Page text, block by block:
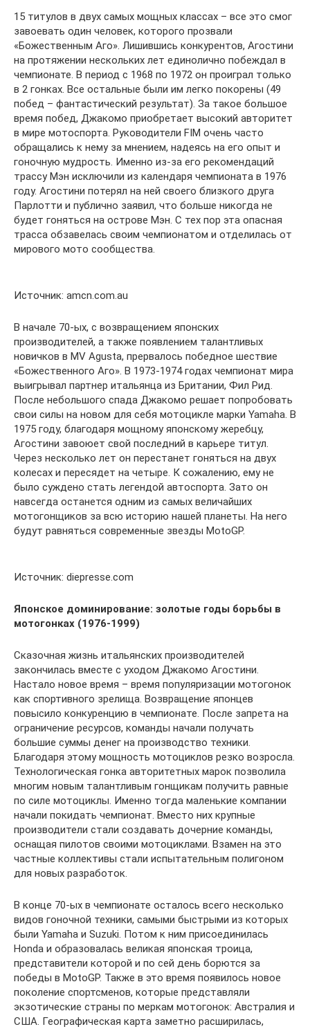
15 титулов в двух самых мощных классах – все это смог
завоевать один человек, которого прозвали
«Божественным Аго». Лишившись конкурентов, Агостини
на протяжении нескольких лет единолично побеждал в
чемпионате. В период с 1968 по 1972 он проиграл только
в 2 гонках. Все остальные были им легко покорены (49
побед – фантастический результат). За такое большое
время побед, Джакомо приобретает высокий авторитет
в мире мотоспорта. Руководители FIM очень часто
обращались к нему за мнением, надеясь на его опыт и
гоночную мудрость. Именно из-за его рекомендаций
трассу Мэн исключили из календаря чемпионата в 1976
году. Агостини потерял на ней своего близкого друга
Парлотти и публично заявил, что больше никогда не
будет гоняться на острове Мэн. С тех пор эта опасная
трасса обзавелась своим чемпионатом и отделилась от
мирового мото сообщества.
Источник: amcn.com.au
В начале 70-ых, с возвращением японских
производителей, а также появлением талантливых
новичков в MV Agusta, прервалось победное шествие
«Божественного Аго». В 1973-1974 годах чемпионат мира
выигрывал партнер итальянца из Британии, Фил Рид.
После небольшого спада Джакомо решает попробовать
свои силы на новом для себя мотоцикле марки Yamaha. В
1975 году, благодаря мощному японскому жеребцу,
Агостини завоюет свой последний в карьере титул.
Через несколько лет он перестанет гоняться на двух
колесах и пересядет на четыре. К сожалению, ему не
было суждено стать легендой автоспорта. Зато он
навсегда останется одним из самых величайших
мотогонщиков за всю историю нашей планеты. На него
будут равняться современные звезды MotoGP.
Источник: diepresse.com
Японское доминирование: золотые годы борьбы в
мотогонках (1976-1999)
Сказочная жизнь итальянских производителей
закончилась вместе с уходом Джакомо Агостини.
Настало новое время – время популяризации мотогонок
как спортивного зрелища. Возвращение японцев
повысило конкуренцию в чемпионате. После запрета на
ограничение ресурсов, команды начали получать
большие суммы денег на производство техники.
Благодаря этому мощность мотоциклов резко возросла.
Технологическая гонка авторитетных марок позволила
многим новым талантливым гонщикам получить равные
по силе мотоциклы. Именно тогда маленькие компании
начали покидать чемпионат. Вместо них крупные
производители стали создавать дочерние команды,
оснащая пилотов своими мотоциклами. Взамен на это
частные коллективы стали испытательным полигоном
для новых разработок.
В конце 70-ых в чемпионате осталось всего несколько
видов гоночной техники, самыми быстрыми из которых
были Yamaha и Suzuki. Потом к ним присоединилась
Honda и образовалась великая японская троица,
представители которой и по сей день борются за
победы в MotoGP. Также в это время появилось новое
поколение спортсменов, которые представляли
экзотические страны по меркам мотогонок: Австралия и
США. Географическая карта заметно расширилась,